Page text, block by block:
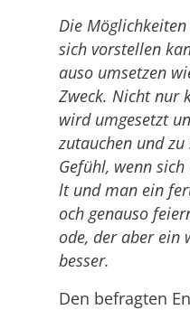
Die
sich vorstellen
auso umsetzen
Zweck. Nicht nur
wird umgesetzt
zutauchen und
Gefühl, wenn
lt und man ein
och genauso
ode, der aber ein
besser.
Den befragten